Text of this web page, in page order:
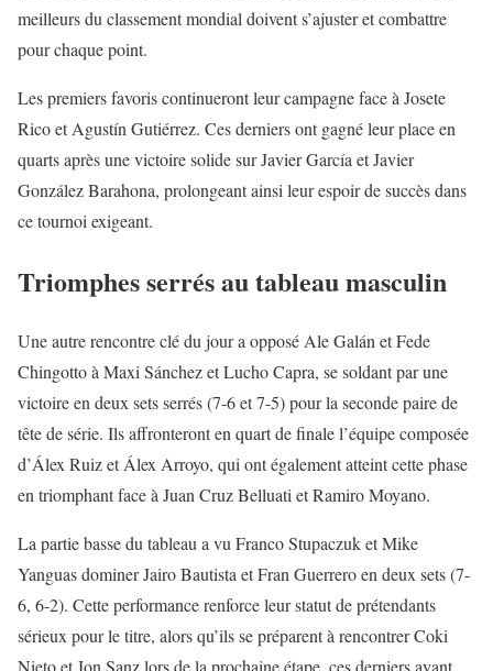
meilleurs du classement mondial doivent s’ajuster et combattre
pour chaque point.
Les premiers favoris continueront leur campagne face à Josete
Rico et Agustín Gutiérrez. Ces derniers ont gagné leur place en
quarts après une victoire solide sur Javier García et Javier
González Barahona, prolongeant ainsi leur espoir de succès dans
ce tournoi exigeant.
Triomphes serrés au tableau masculin
Une autre rencontre clé du jour a opposé Ale Galán et Fede
Chingotto à Maxi Sánchez et Lucho Capra, se soldant par une
victoire en deux sets serrés (7-6 et 7-5) pour la seconde paire de
tête de série. Ils affronteront en quart de finale l’équipe composée
d’Álex Ruiz et Álex Arroyo, qui ont également atteint cette phase
en triomphant face à Juan Cruz Belluati et Ramiro Moyano.
La partie basse du tableau a vu Franco Stupaczuk et Mike
Yanguas dominer Jairo Bautista et Fran Guerrero en deux sets (7-
6, 6-2). Cette performance renforce leur statut de prétendants
sérieux pour le titre, alors qu’ils se préparent à rencontrer Coki